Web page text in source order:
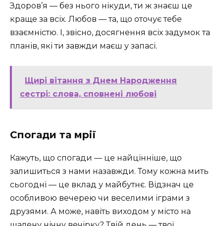
Здоров’я — без нього нікуди, ти ж знаєш це
краще за всіх. Любов — та, що оточує тебе
взаємністю. І, звісно, досягнення всіх задумок та
планів, які ти завжди маєш у запасі.
Щирі вітання з Днем Народження
сестрі: слова, сповнені любові
Спогади та мрії
Кажуть, що спогади — це найцінніше, що
залишиться з нами назавжди. Тому кожна мить
сьогодні — це вклад у майбутнє. Відзнач це
особливою вечерею чи веселими іграми з
друзями. А може, навіть виходом у місто на